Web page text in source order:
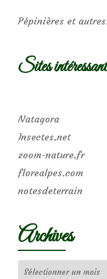
Pépinières et
Sites
Natagora
Insectes.net
zoom-nature.fr
florealpes.com
notesdeterrain
Archives